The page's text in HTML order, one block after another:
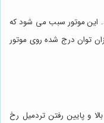
این موتور سبب می شود که
توان درج شده روی موتور
و پایین رفتن تردمیل رخ